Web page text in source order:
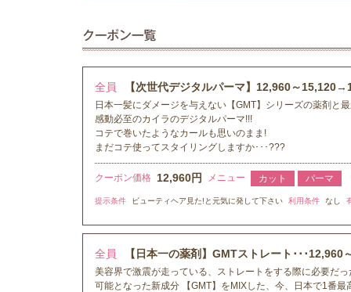
全員 【次世代デジタルパーマ】12,960～
日本一髪にダメージを与えない【GMT】シリーズの薬剤と
感動必至のカイラのデジタルパーマ!!!
コテで巻いたようなカールも思いのまま!
まだコテ使ってスタイリングしますか･･･???
クーポン価格 12,960円 メニュー カット パーマ
提示条件 ビューティヘア見た!と元気に発して下さい 利用条件 なし
全員 【日本一の薬剤】GMTストレート･･･
美容界で激震が走っている、ストレートをする際に必要だ
可能となった新成分 【GMT】をMIXした、今、日本で1番